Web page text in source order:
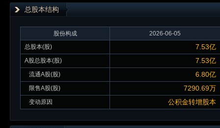
总股本结构
股份构成
2026-06-05
总股本(股)
7.53亿
A股总股本(股) 7.53亿
流通A股(股) 6.80亿
限售A股(股) 7290.69万
变动原因 公积金转增股本